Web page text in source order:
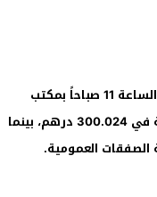
ومن المنتظر فتح الأظرفة المرتبطة بطلب العروض يوم 4 دجنبر 2025 على الساعة 11 صباحاً بمكتب
الصفقات التابع للمديرية الإقليمية. وقد تم تحديد الكلفة التقديرية للدراسة في 300.024 درهم، بينما